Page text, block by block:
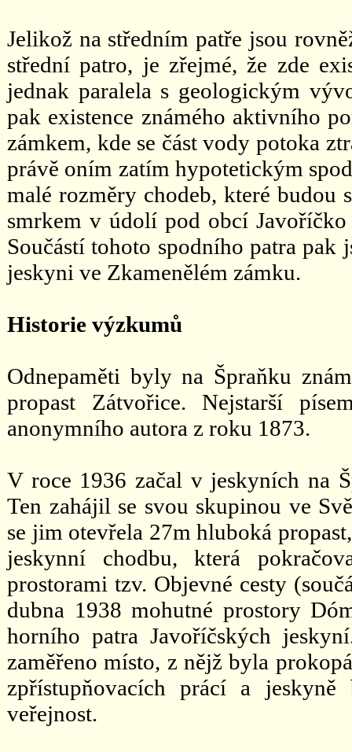
Jelikož na středním patře jsou
střední patro, je zřejmé, že zde
jednak paralela s geologickým
pak existence známého aktivního
zámkem, kde se část vody potoka
právě oním zatím hypotetickým
malé rozměry chodeb, které budou
smrkem v údolí pod obcí
Součástí tohoto spodního patra pak
jeskyni ve Zkamenělém zámku.
Historie výzkumů
Odnepaměti byly na Špraňku
propast Zátvořice. Nejstarší
anonymního autora z roku 1873.
V roce 1936 začal v jeskyních na
Ten zahájil se svou skupinou ve
se jim otevřela 27m hluboká
jeskynní chodbu, která
prostorami tzv. Objevné cesty
dubna 1938 mohutné prostory
horního patra Javoříčských
zaměřeno místo, z nějž byla
zpřístupňovacích prácí a
veřejnost.